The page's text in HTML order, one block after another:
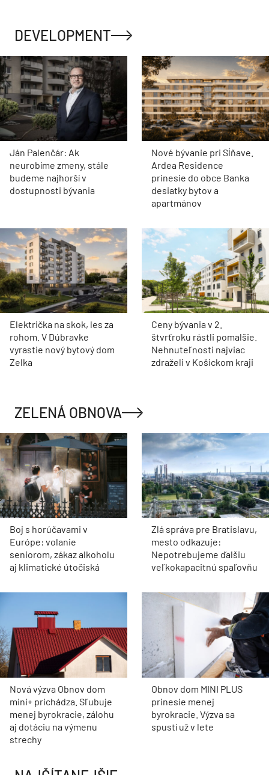
DEVELOPMENT
Ján Palenčár: Ak
neurobíme zmeny, stále
budeme najhorší v
dostupnosti bývania
Nové bývanie pri Sĺňave.
Ardea Residence
prinesie do obce Banka
desiatky bytov a
apartmánov
Električka na skok, les za
rohom. V Dúbravke
vyrastie nový bytový dom
Zelka
Ceny bývania v 2.
štvrťroku rástli pomalšie.
Nehnuteľnosti najviac
zdraželi v Košickom kraji
ZELENÁ OBNOVA
Boj s horúčavami v
Európe: volanie
seniorom, zákaz alkoholu
aj klimatické útočiská
Zlá správa pre Bratislavu,
mesto odkazuje:
Nepotrebujeme ďalšiu
veľkokapacitnú spaľovňu
Nová výzva Obnov dom
mini+ prichádza. Sľubuje
menej byrokracie, zálohu
aj dotáciu na výmenu
strechy
Obnov dom MINI PLUS
prinesie menej
byrokracie. Výzva sa
spustí už v lete